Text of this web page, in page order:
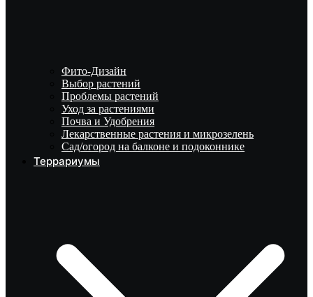
Фито-Дизайн
Выбор растений
Проблемы растений
Уход за растениями
Почва и Удобрения
Лекарственные растения и микрозелень
Сад/огород на балконе и подоконнике
Террариумы